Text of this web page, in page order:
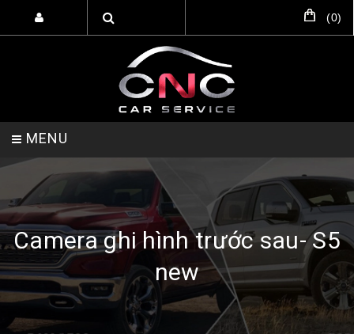
(0)
MENU
TRANG CHỦ DỊCH VỤ SẢN PHẨM
HỖ TRỢ SETUP GARA LIÊN HỆ
Camera ghi hình trước sau- S5
new